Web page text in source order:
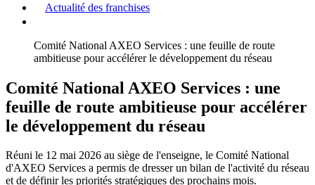
Actualité des franchises
Comité National AXEO Services : une feuille de route
ambitieuse pour accélérer le développement du réseau
Comité National AXEO Services : une
feuille de route ambitieuse pour accélérer
le développement du réseau
Réuni le 12 mai 2026 au siège de l'enseigne, le Comité National
d'AXEO Services a permis de dresser un bilan de l'activité du réseau
et de définir les priorités stratégiques des prochains mois.